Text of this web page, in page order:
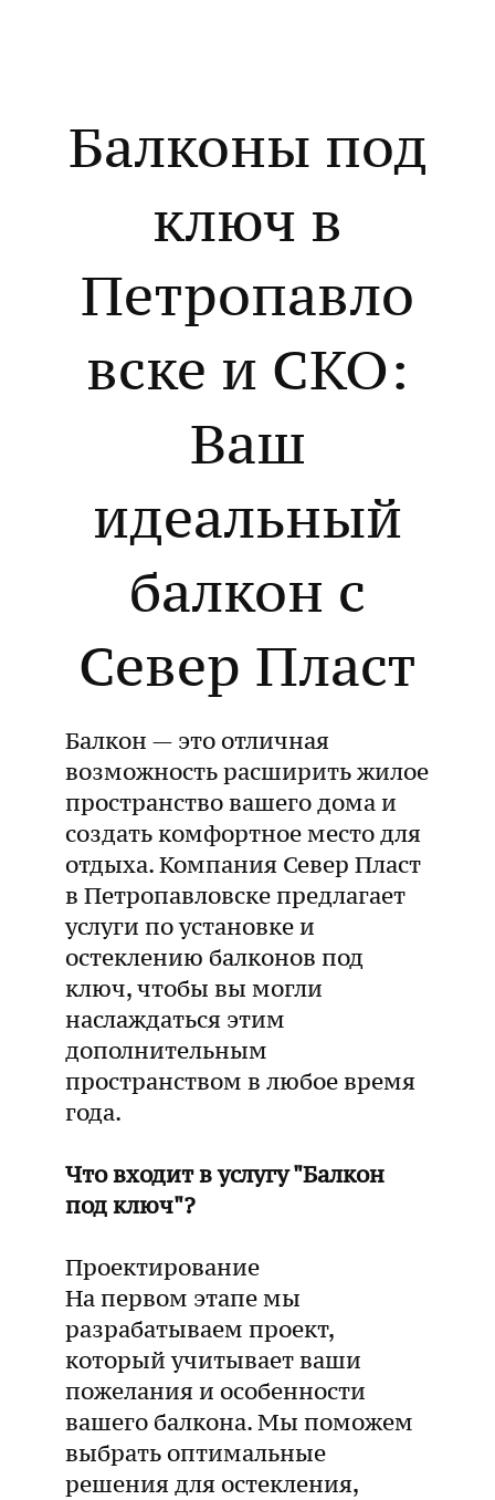
Балконы под
ключ в
Петропавло
вске и СКО:
Ваш
идеальный
балкон с
Север Пласт
Балкон — это отличная
возможность расширить жилое
пространство вашего дома и
создать комфортное место для
отдыха. Компания Север Пласт
в Петропавловске предлагает
услуги по установке и
остеклению балконов под
ключ, чтобы вы могли
наслаждаться этим
дополнительным
пространством в любое время
года.
Что входит в услугу "Балкон
под ключ"?
Проектирование
На первом этапе мы
разрабатываем проект,
который учитывает ваши
пожелания и особенности
вашего балкона. Мы поможем
выбрать оптимальные
решения для остекления,